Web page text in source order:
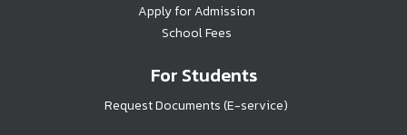
Apply for Admission
School Fees
For Students
Request Documents (E-service)